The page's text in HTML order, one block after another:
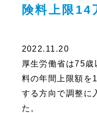
険料上限14
2022.11.20
厚生労働省は75
料の年間上限額を
する方向で調整に
た。